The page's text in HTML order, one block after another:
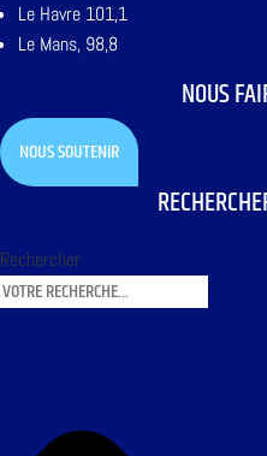
Le Havre 101,1
Le Mans, 98,8
NOUS
NOUS SOUTENIR
Rechercher